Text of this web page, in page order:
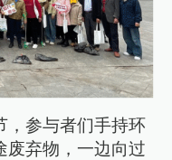
，参与者们手持环
废弃物，一边向过